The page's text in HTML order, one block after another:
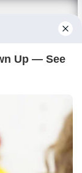
најновите